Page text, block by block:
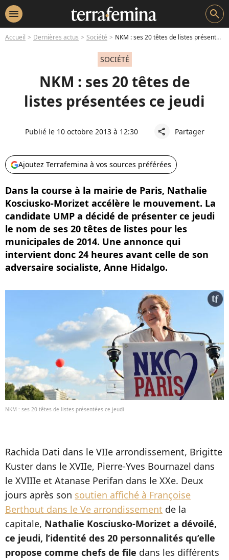
menu search
Accueil Dernières actus Société NKM : ses 20 têtes de listes présentées ce jeudi
SOCIÉTÉ
NKM : ses 20 têtes de
listes présentées ce jeudi
Publié le 10 octobre 2013 à 12:30 share Partager
Ajoutez Terrafemina à vos sources préférées
Dans la course à la mairie de Paris, Nathalie
Kosciusko-Morizet accélère le mouvement. La
candidate UMP a décidé de présenter ce jeudi
le nom de ses 20 têtes de listes pour les
municipales de 2014. Une annonce qui
intervient donc 24 heures avant celle de son
adversaire socialiste, Anne Hidalgo.
NKM : ses 20 têtes de listes présentées ce jeudi
Rachida Dati dans le VIIe arrondissement, Brigitte
Kuster dans le XVIIe, Pierre-Yves Bournazel dans
le XVIIIe et Atanase Perifan dans le XXe. Deux
jours après son soutien affiché à Françoise
Berthout dans le Ve arrondissement de la
capitale, Nathalie Kosciusko-Morizet a dévoilé,
ce jeudi, l’identité des 20 personnalités qu’elle
propose comme chefs de file dans les différents